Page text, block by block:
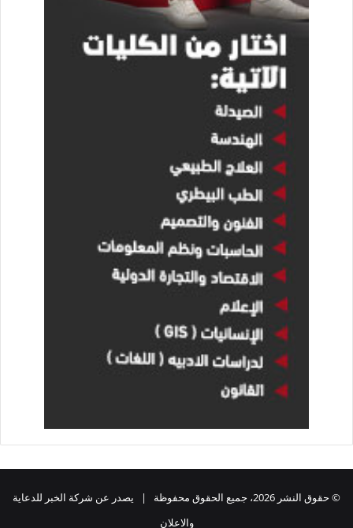
© حقوق النشر 2026، جميع الحقوق محفوظة | يصدر عن شركة الخبر للدعاية
والاعلان